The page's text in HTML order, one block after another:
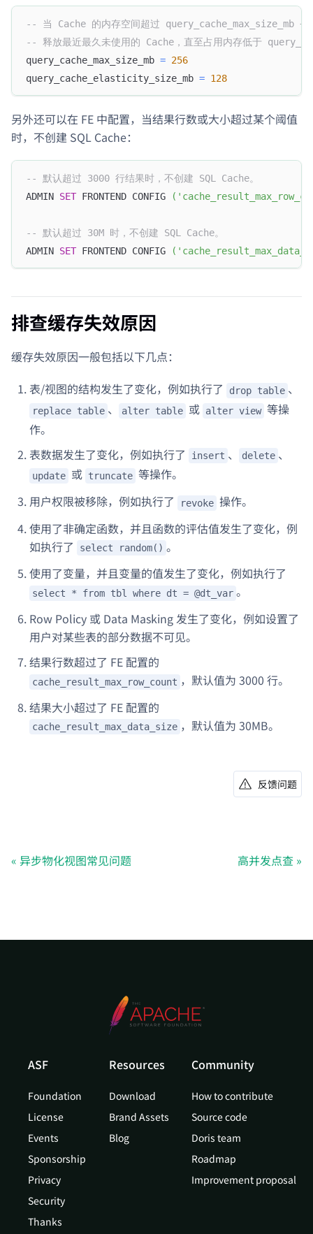
-- 当 Cache 的内存空间超过
-- 释放最近最久未使用的 Cache，直至占用内存低于
query_cache_max_size_mb = 256
query_cache_elasticity_size_mb = 128
另外还可以在 FE 中配置，当结果行数或大小超过某个阈值
时，不创建 SQL Cache：
-- 默认超过 3000 行结果时，不创建 SQL Cache。
ADMIN SET FRONTEND CONFIG (
-- 默认超过 30M 时，不创建 SQL Cache。
ADMIN SET FRONTEND CONFIG (
排查缓存失效原因
缓存失效原因一般包括以下几点：
表/视图的结构发生了变化，例如执行了
drop table 、
replace table 、 alter table 或 alter view 等操
作。
表数据发生了变化，例如执行了
insert 、 delete 、
update 或 truncate 等操作。
用户权限被移除，例如执行了
revoke 操作。
使用了非确定函数，并且函数的评估值发生了变化，例
如执行了
select random() 。
使用了变量，并且变量的值发生了变化，例如执行了
select * from tbl where dt = @dt_var 。
Row Policy 或 Data Masking 发生了变化，例如设置了
用户对某些表的部分数据不可见。
结果行数超过了 FE 配置的
cache_result_max_row_count ，默认值为 3000 行。
结果大小超过了 FE 配置的
cache_result_max_data_size ，默认值为 30MB。
反馈问题
异步物化视图常见问题 高并发点查
ASF
Foundation
License
Events
Sponsorship
Privacy
Security
Thanks
Resources
Download
Brand Assets
Blog
Community
How to contribute
Source code
Doris team
Roadmap
Improvement proposal